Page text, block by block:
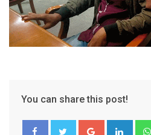
You can share this post!
Google+